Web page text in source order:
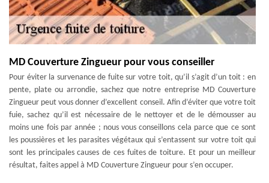
MD Couverture Zingueur pour vous conseiller
Pour éviter la survenance de fuite sur votre toit, qu’il s’agit d’un toit : en
pente, plate ou arrondie, sachez que notre entreprise MD Couverture
Zingueur peut vous donner d’excellent conseil. Afin d’éviter que votre toit
fuie, sachez qu’il est nécessaire de le nettoyer et de le démousser au
moins une fois par année ; nous vous conseillons cela parce que ce sont
les poussières et les parasites végétaux qui s’entassent sur votre toit qui
sont les principales causes de ces fuites de toiture. Et pour un meilleur
résultat, faites appel à MD Couverture Zingueur pour s’en occuper.